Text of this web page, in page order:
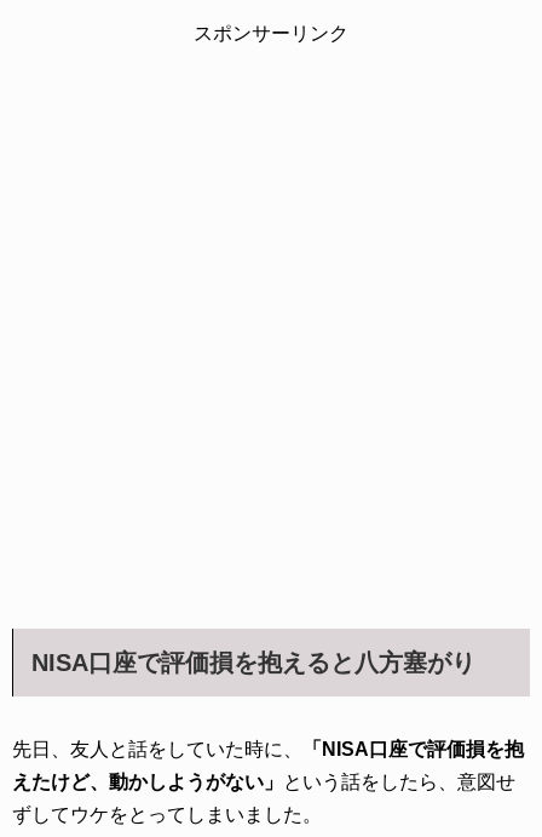
スポンサーリンク
NISA口座で評価損を抱えると八方塞がり
先日、友人と話をしていた時に、
「NISA口座で評価損を抱
えたけど、動かしようがない」 という話をしたら、意図せ
ずしてウケをとってしまいました。